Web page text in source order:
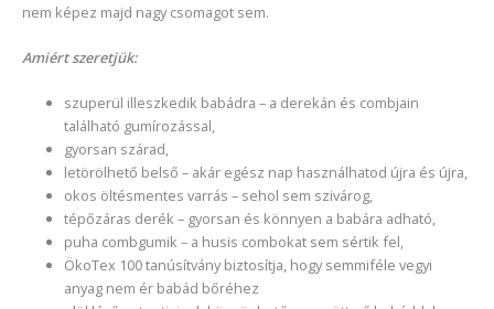
nem képez majd nagy csomagot sem.
Amiért szeretjük:
szuperül illeszkedik babádra – a derekán és combjain
található gumírozással,
gyorsan szárad,
letörölhető belső – akár egész nap használhatod újra és újra,
okos öltésmentes varrás – sehol sem szivárog,
tépőzáras derék – gyorsan és könnyen a babára adható,
puha combgumik – a husis combokat sem sértik fel,
ÖkoTex 100 tanúsítvány biztosítja, hogy semmiféle vegyi
anyag nem ér babád bőréhez